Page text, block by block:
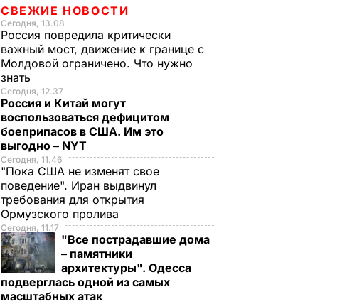
СВЕЖИЕ НОВОСТИ
Сегодня, 13.08
Россия повредила критически
важный мост, движение к границе с
Молдовой ограничено. Что нужно
знать
Сегодня, 12.37
Россия и Китай могут
воспользоваться дефицитом
боеприпасов в США. Им это
выгодно – NYT
Сегодня, 11.46
"Пока США не изменят свое
поведение". Иран выдвинул
требования для открытия
Ормузского пролива
Сегодня, 11.17
"Все пострадавшие дома
– памятники
архитектуры". Одесса
подверглась одной из самых
масштабных атак